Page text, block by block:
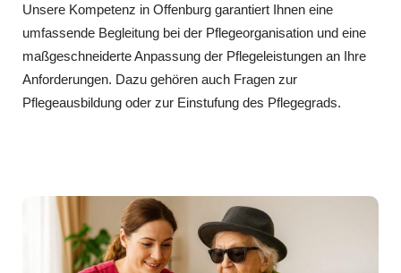
Unsere Kompetenz in Offenburg garantiert Ihnen eine
umfassende Begleitung bei der Pflegeorganisation und eine
maßgeschneiderte Anpassung der Pflegeleistungen an Ihre
Anforderungen. Dazu gehören auch Fragen zur
Pflegeausbildung oder zur Einstufung des Pflegegrads.